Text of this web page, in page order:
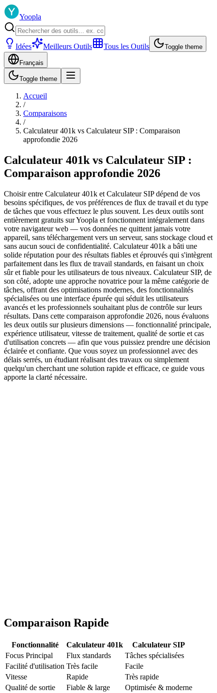
Yoopla
Idées Meilleurs Outils Tous les Outils Toggle theme
Français
Toggle theme
Accueil
/
Comparaisons
/
Calculateur 401k vs Calculateur SIP : Comparaison
approfondie 2026
Calculateur 401k vs Calculateur SIP :
Comparaison approfondie 2026
Choisir entre Calculateur 401k et Calculateur SIP dépend de vos
besoins spécifiques, de vos préférences de flux de travail et du type
de tâches que vous effectuez le plus souvent. Les deux outils sont
entièrement gratuits sur Yoopla et fonctionnent intégralement dans
votre navigateur web — vos données ne quittent jamais votre
appareil, sans téléchargement vers un serveur, sans stockage cloud et
sans aucun souci de confidentialité. Calculateur 401k a bâti une
solide réputation pour des résultats fiables et éprouvés qui s'intègrent
parfaitement dans les flux de travail standards, en faisant un choix
sûr et fiable pour les utilisateurs de tous niveaux. Calculateur SIP, de
son côté, adopte une approche novatrice pour la même catégorie de
tâches, offrant des optimisations modernes, des fonctionnalités
spécialisées ou une interface épurée qui séduit les utilisateurs
avancés et les professionnels souhaitant plus de contrôle sur leurs
résultats. Dans cette comparaison approfondie 2026, nous évaluons
les deux outils sur plusieurs dimensions — fonctionnalité principale,
expérience utilisateur, vitesse de traitement, qualité de sortie et cas
d'utilisation concrets — afin que vous puissiez prendre une décision
éclairée et confiante. Que vous soyez un professionnel avec des
délais serrés, un étudiant réalisant des travaux ou simplement
quelqu'un cherchant une solution rapide et efficace, ce guide vous
apporte la clarté nécessaire.
Comparaison Rapide
Fonctionnalité Calculateur 401k
Calculateur SIP
Focus Principal
Flux standards
Tâches spécialisées
Facilité d'utilisation Très facile
Facile
Vitesse
Rapide
Très rapide
Qualité de sortie
Fiable & large
Optimisée & moderne